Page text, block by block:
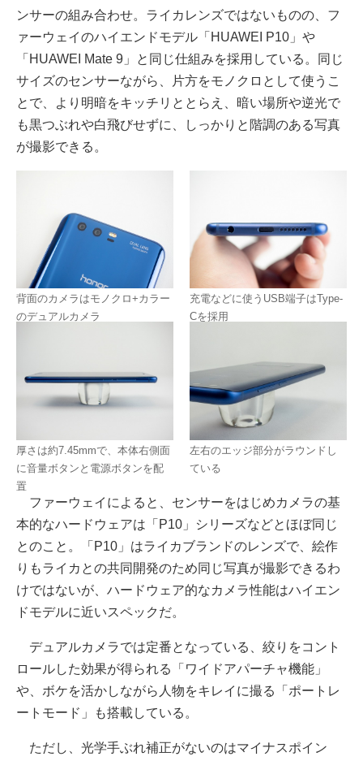
ンサーの組み合わせ。ライカレンズではないものの、フ
ァーウェイのハイエンドモデル「HUAWEI P10」や
「HUAWEI Mate 9」と同じ仕組みを採用している。同じ
サイズのセンサーながら、片方をモノクロとして使うこ
とで、より明暗をキッチリととらえ、暗い場所や逆光で
も黒つぶれや白飛びせずに、しっかりと階調のある写真
が撮影できる。
背面のカメラはモノクロ+カラー
のデュアルカメラ
充電などに使うUSB端子はType-
Cを採用
厚さは約7.45mmで、本体右側面
に音量ボタンと電源ボタンを配
置
左右のエッジ部分がラウンドし
ている
ファーウェイによると、センサーをはじめカメラの基
本的なハードウェアは「P10」シリーズなどとほぼ同じ
とのこと。「P10」はライカブランドのレンズで、絵作
りもライカとの共同開発のため同じ写真が撮影できるわ
けではないが、ハードウェア的なカメラ性能はハイエン
ドモデルに近いスペックだ。
デュアルカメラでは定番となっている、絞りをコント
ロールした効果が得られる「ワイドアパーチャ機能」
や、ボケを活かしながら人物をキレイに撮る「ポートレ
ートモード」も搭載している。
ただし、光学手ぶれ補正がないのはマイナスポイン